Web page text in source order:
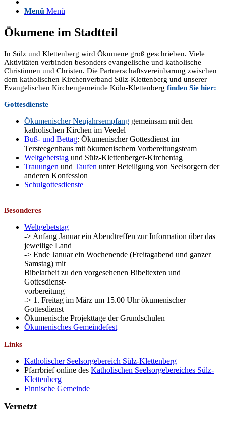
Menü Menü
Ökumene im Stadtteil
In Sülz und Klettenberg wird Ökumene groß geschrieben. Viele
Aktivitäten verbinden besonders evangelische und katholische
Christinnen und Christen. Die Partnerschaftsvereinbarung zwischen
dem katholischen Kirchenverband Sülz-Klettenberg und unserer
Evangelischen Kirchengemeinde Köln-Klettenberg finden Sie hier:
Gottesdienste
Ökumenischer Neujahrsempfang gemeinsam mit den
katholischen Kirchen im Veedel
Buß- und Bettag: Ökumenischer Gottesdienst im
Tersteegenhaus mit ökumenischem Vorbereitungsteam
Weltgebetstag und Sülz-Klettenberger-Kirchentag
Trauungen und Taufen unter Beteiligung von Seelsorgern der
anderen Konfession
Schulgottesdienste
Besonderes
Weltgebetstag
-> Anfang Januar ein Abendtreffen zur Information über das
jeweilige Land
-> Ende Januar ein Wochenende (Freitagabend und ganzer
Samstag) mit
Bibelarbeit zu den vorgesehenen Bibeltexten und
Gottesdienst-
vorbereitung
-> 1. Freitag im März um 15.00 Uhr ökumenischer
Gottesdienst
Ökumenische Projekttage der Grundschulen
Ökumenisches Gemeindefest
Links
Katholischer Seelsorgebereich Sülz-Klettenberg
Pfarrbrief online des Katholischen Seelsorgebereiches Sülz-
Klettenberg
Finnische Gemeinde
Vernetzt